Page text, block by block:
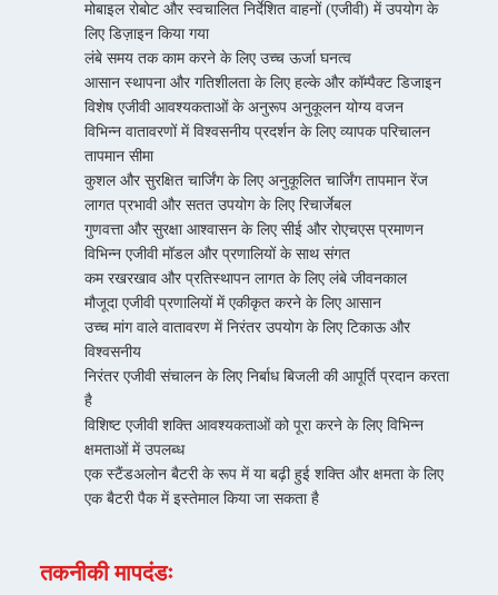
मोबाइल रोबोट और स्वचालित निर्देशित वाहनों (एजीवी) में उपयोग के
लिए डिज़ाइन किया गया
लंबे समय तक काम करने के लिए उच्च ऊर्जा घनत्व
आसान स्थापना और गतिशीलता के लिए हल्के और कॉम्पैक्ट डिजाइन
विशेष एजीवी आवश्यकताओं के अनुरूप अनुकूलन योग्य वजन
विभिन्न वातावरणों में विश्वसनीय प्रदर्शन के लिए व्यापक परिचालन
तापमान सीमा
कुशल और सुरक्षित चार्जिंग के लिए अनुकूलित चार्जिंग तापमान रेंज
लागत प्रभावी और सतत उपयोग के लिए रिचार्जेबल
गुणवत्ता और सुरक्षा आश्वासन के लिए सीई और रोएचएस प्रमाणन
विभिन्न एजीवी मॉडल और प्रणालियों के साथ संगत
कम रखरखाव और प्रतिस्थापन लागत के लिए लंबे जीवनकाल
मौजूदा एजीवी प्रणालियों में एकीकृत करने के लिए आसान
उच्च मांग वाले वातावरण में निरंतर उपयोग के लिए टिकाऊ और
विश्वसनीय
निरंतर एजीवी संचालन के लिए निर्बाध बिजली की आपूर्ति प्रदान करता
है
विशिष्ट एजीवी शक्ति आवश्यकताओं को पूरा करने के लिए विभिन्न
क्षमताओं में उपलब्ध
एक स्टैंडअलोन बैटरी के रूप में या बढ़ी हुई शक्ति और क्षमता के लिए
एक बैटरी पैक में इस्तेमाल किया जा सकता है
तकनीकी मापदंडः